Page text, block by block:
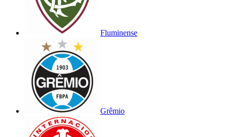
Fluminense
Grêmio